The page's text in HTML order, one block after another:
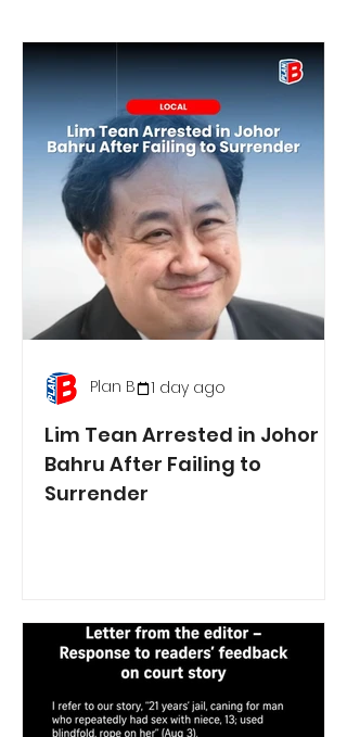
Lim Tean Arrested in Johor
Bahru After Failing to
Surrender
Plan B 1 day ago